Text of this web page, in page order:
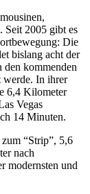
Seit 2005 gibt es
Die
bislang acht der
den kommenden
werde. In ihrer
6,4 Kilometer
Vegas
14 Minuten.
“Strip”, 5,6
nach
modernsten und